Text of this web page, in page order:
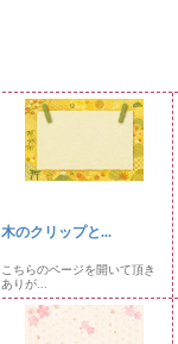
木のクリップと...
こちらのページを開いて頂き
ありが...